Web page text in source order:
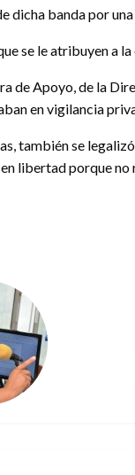
dicha banda por
se le atribuyen a
de Apoyo, de la
en vigilancia
también se
libertad porque